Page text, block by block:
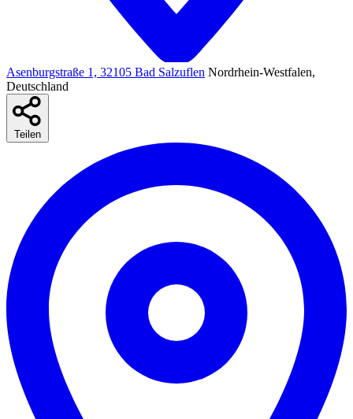
Asenburgstraße 1, 32105 Bad Salzuflen Nordrhein-Westfalen,
Deutschland
Teilen